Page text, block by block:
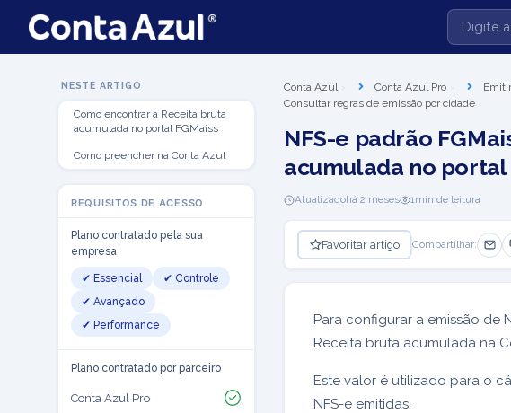
NESTE ARTIGO
Como encontrar a Receita bruta
acumulada no portal FGMaiss
Como preencher na Conta Azul
REQUISITOS DE ACESSO
Plano contratado pela sua
empresa
✔ Essencial
✔ Controle
✔ Avançado
✔ Performance
Plano contratado por parceiro
Conta Azul Pro
Conta Azul Conta Azul Pro
Consultar regras de emissão por cidade
NFS-e padrão
acumulada no portal
Atualizadohá 2 meses 1min de leitura
Favoritar artigo Compartilhar:
Para configurar a emissão de
Receita bruta acumulada na
Este valor é utilizado para o
NFS-e emitidas.